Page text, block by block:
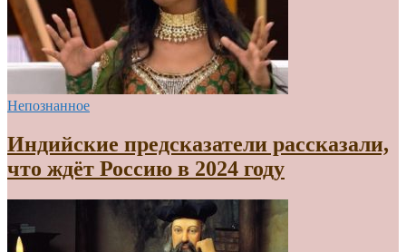
Непознанное
Индийские предсказатели рассказали,
что ждёт Россию в 2024 году